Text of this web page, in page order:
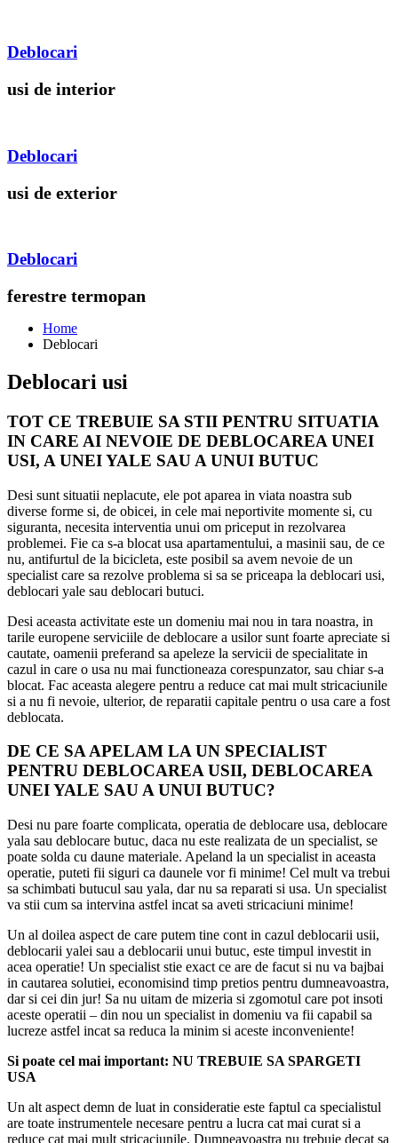
Deblocari
usi de interior
Deblocari
usi de exterior
Deblocari
ferestre termopan
Home
Deblocari
Deblocari usi
TOT CE TREBUIE SA STII PENTRU SITUATIA
IN CARE AI NEVOIE DE DEBLOCAREA UNEI
USI, A UNEI YALE SAU A UNUI BUTUC
Desi sunt situatii neplacute, ele pot aparea in viata noastra sub
diverse forme si, de obicei, in cele mai neportivite momente si, cu
siguranta, necesita interventia unui om priceput in rezolvarea
problemei. Fie ca s-a blocat usa apartamentului, a masinii sau, de ce
nu, antifurtul de la bicicleta, este posibil sa avem nevoie de un
specialist care sa rezolve problema si sa se priceapa la deblocari usi,
deblocari yale sau deblocari butuci.
Desi aceasta activitate este un domeniu mai nou in tara noastra, in
tarile europene serviciile de deblocare a usilor sunt foarte apreciate si
cautate, oamenii preferand sa apeleze la servicii de specialitate in
cazul in care o usa nu mai functioneaza corespunzator, sau chiar s-a
blocat. Fac aceasta alegere pentru a reduce cat mai mult stricaciunile
si a nu fi nevoie, ulterior, de reparatii capitale pentru o usa care a fost
deblocata.
DE CE SA APELAM LA UN SPECIALIST
PENTRU DEBLOCAREA USII, DEBLOCAREA
UNEI YALE SAU A UNUI BUTUC?
Desi nu pare foarte complicata, operatia de deblocare usa, deblocare
yala sau deblocare butuc, daca nu este realizata de un specialist, se
poate solda cu daune materiale. Apeland la un specialist in aceasta
operatie, puteti fii siguri ca daunele vor fi minime! Cel mult va trebui
sa schimbati butucul sau yala, dar nu sa reparati si usa. Un specialist
va stii cum sa intervina astfel incat sa aveti stricaciuni minime!
Un al doilea aspect de care putem tine cont in cazul deblocarii usii,
deblocarii yalei sau a deblocarii unui butuc, este timpul investit in
acea operatie! Un specialist stie exact ce are de facut si nu va bajbai
in cautarea solutiei, economisind timp pretios pentru dumneavoastra,
dar si cei din jur! Sa nu uitam de mizeria si zgomotul care pot insoti
aceste operatii – din nou un specialist in domeniu va fii capabil sa
lucreze astfel incat sa reduca la minim si aceste inconveniente!
Si poate cel mai important: NU TREBUIE SA SPARGETI
USA
Un alt aspect demn de luat in consideratie este faptul ca specialistul
are toate instrumentele necesare pentru a lucra cat mai curat si a
reduce cat mai mult stricaciunile. Dumneavoastra nu trebuie decat sa